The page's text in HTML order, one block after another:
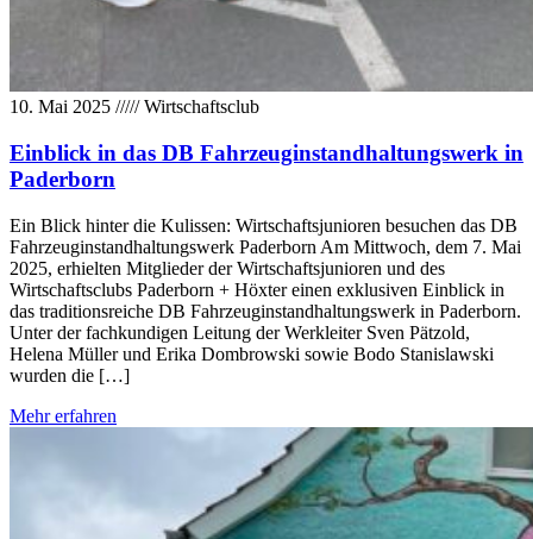
10. Mai 2025 /////Wirtschaftsclub
Einblick in das DB Fahrzeuginstandhaltungswerk in
Paderborn
Ein Blick hinter die Kulissen: Wirtschaftsjunioren besuchen das DB
Fahrzeuginstandhaltungswerk Paderborn Am Mittwoch, dem 7. Mai
2025, erhielten Mitglieder der Wirtschaftsjunioren und des
Wirtschaftsclubs Paderborn + Höxter einen exklusiven Einblick in
das traditionsreiche DB Fahrzeuginstandhaltungswerk in Paderborn.
Unter der fachkundigen Leitung der Werkleiter Sven Pätzold,
Helena Müller und Erika Dombrowski sowie Bodo Stanislawski
wurden die […]
Mehr erfahren